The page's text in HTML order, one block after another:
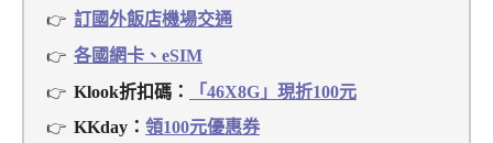
訂國外飯店機場交通
各國網卡、eSIM
Klook折扣碼：
「46X8G」現折100元
KKday： 領100元優惠券